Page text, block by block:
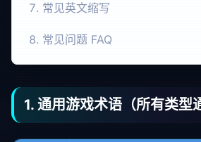
常见英文缩写
常见问题 FAQ
1. 通用游戏术语（所有类型